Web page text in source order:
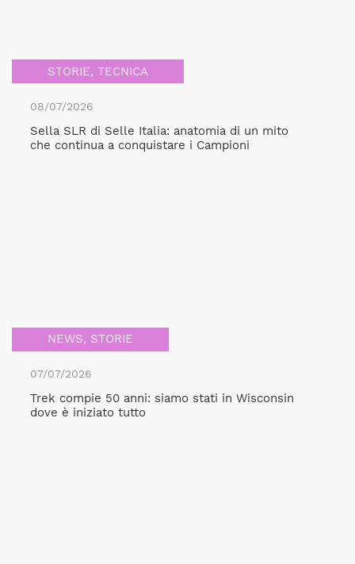
STORIE, TECNICA
08/07/2026
Sella SLR di Selle Italia: anatomia di un mito
che continua a conquistare i Campioni
NEWS, STORIE
07/07/2026
Trek compie 50 anni: siamo stati in Wisconsin
dove è iniziato tutto